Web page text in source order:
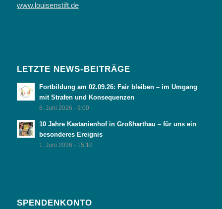
www.louisenstift.de
LETZTE NEWS-BEITRÄGE
Fortbildung am 02.09.26: Fair bleiben – im Umgang
mit Strafen und Konsequenzen
8. Juni 2026 - 9:00
10 Jahre Kastanienhof in Großharthau – für uns ein
besonderes Ereignis
1. Juni 2026 - 15:10
SPENDENKONTO